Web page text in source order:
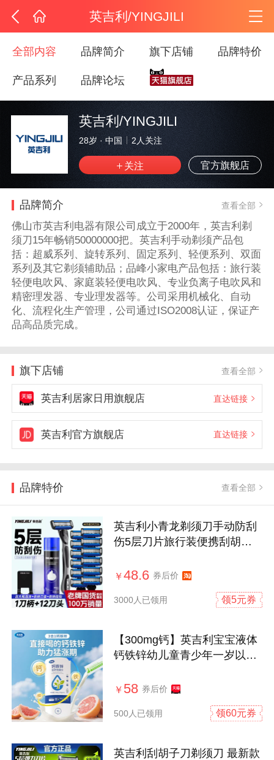
英吉利/YINGJILI
全部内容 品牌简介 旗下店铺 品牌特价
产品系列 品牌论坛
英吉利/YINGJILI
28岁 · 中国 2 人关注
官方旗舰店
品牌简介 查看全部
佛山市英吉利电器有限公司成立于2000年，英吉利剃
须刀15年畅销50000000把。英吉利手动剃须产品包
括：超威系列、旋转系列、固定系列、轻便系列、双面
系列及其它剃须辅助品；品峰小家电产品包括：旅行装
轻便电吹风、家庭装轻便电吹风、专业负离子电吹风和
精密理发器、专业理发器等。公司采用机械化、自动
化、流程化生产管理，公司通过ISO2008认证，保证产
品高品质完成。
旗下店铺 查看全部
英吉利居家日用旗舰店 直达链接
英吉利官方旗舰店 直达链接
品牌特价 查看全部
英吉利小青龙剃须刀手动防刮
伤5层刀片旅行装便携刮胡刀
￥48.6 券后价
3000人已领用 领5元券
【300mg钙】英吉利宝宝液体
钙铁锌幼儿童青少年一岁以上
￥ 58 券后价
500人已领用 领60元券
英吉利刮胡子刀剃须刀 最新款